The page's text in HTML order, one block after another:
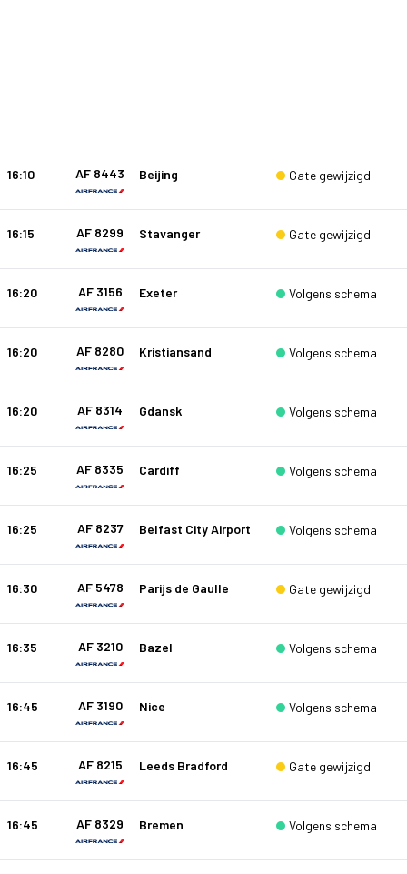
16:10 AF 8443 Beijing Gate gewijzigd
16:15 AF 8299 Stavanger Gate gewijzigd
16:20 AF 3156 Exeter Volgens schema
16:20 AF 8280 Kristiansand Volgens schema
16:20 AF 8314 Gdansk Volgens schema
16:25 AF 8335 Cardiff Volgens schema
16:25 AF 8237 Belfast City Airport Volgens schema
16:30 AF 5478 Parijs de Gaulle Gate gewijzigd
16:35 AF 3210 Bazel Volgens schema
16:45 AF 3190 Nice Volgens schema
16:45 AF 8215 Leeds Bradford Gate gewijzigd
16:45 AF 8329 Bremen Volgens schema